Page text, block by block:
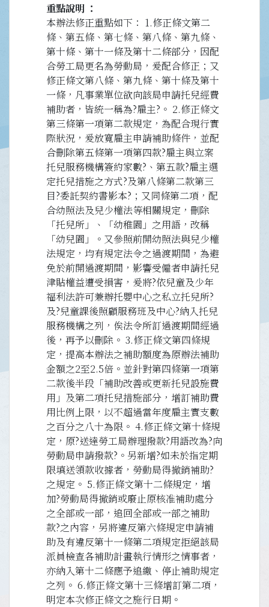
重點說明
本辦法修正重點如下： 1.修正條文第二
條、第五條、第七條、第八條、第九條、
第十條、第十一條及第十二條部分，因配
合勞工局更名為勞動局，爰配合修正；又
修正條文第八條、第九條、第十條及第十
一條，凡事業單位欲向該局申請托兒經費
補助者，皆統一稱為?雇主?。 2.修正條文
第三條第一項第二款規定，為配合現行實
際狀況，爰放寬雇主申請補助條件，並配
合刪除第五條第一項第四款?雇主與立案
托兒服務機構簽約家數?、第五款?雇主選
定托兒措施之方式?及第八條第二款第三
目?委託契約書影本?；又同條第二項，配
合幼照法及兒少權法等相關規定，刪除
「托兒所」、「幼稚園」之用語，改稱
「幼兒園」。又參照前開幼照法與兒少權
法規定，均有規定法令之過渡期間，為避
免於前開過渡期間，影響受僱者申請托兒
津貼權益遭受損害，爰將?依兒童及少年
福利法許可兼辦托嬰中心之私立托兒所?
及?兒童課後照顧服務班及中心?納入托兒
服務機構之列，俟法令所訂過渡期間經過
後，再予以刪除。 3.修正條文第四條規
定，提高本辦法之補助額度為原辦法補助
金額之2至2.5倍。並針對第四條第一項第
二款後半段「補助改善或更新托兒設施費
用」及第二項托兒措施部分，增訂補助費
用比例上限，以不超過當年度雇主實支數
之百分之八十為限。 4.修正條文第十條規
定，原?送達勞工局辦理撥款?用語改為?向
勞動局申請撥款?。另新增?如未於指定期
限填送領款收據者，勞動局得撤銷補助?
之規定。 5.修正條文第十二條規定，增
加?勞動局得撤銷或廢止原核准補助處分
之全部或一部，追回全部或一部之補助
款?之內容，另將違反第六條規定申請補
助及有違反第十一條第二項規定拒絕該局
派員檢查各補助計畫執行情形之情事者，
亦納入第十二條應予追繳、停止補助規定
之列。 6.修正條文第十三條增訂第二項，
明定本次修正條文之施行日期。